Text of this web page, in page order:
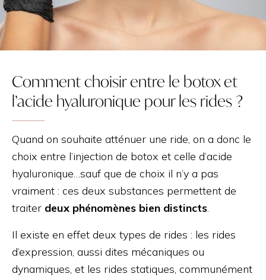
Comment choisir entre le botox et
l’acide hyaluronique pour les rides ?
Quand on souhaite atténuer une ride, on a donc le
choix entre l’injection de botox et celle d’acide
hyaluronique…sauf que de choix il n’y a pas
vraiment : ces deux substances permettent de
traiter deux phénomènes bien distincts.
Il existe en effet deux types de rides : les rides
d’expression, aussi dites mécaniques ou
dynamiques, et les rides statiques, communément